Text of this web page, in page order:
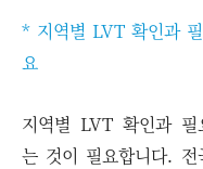
* 지역별 LVT 확인과
요
지역별 LVT 확인과
는 것이 필요합니다. 전